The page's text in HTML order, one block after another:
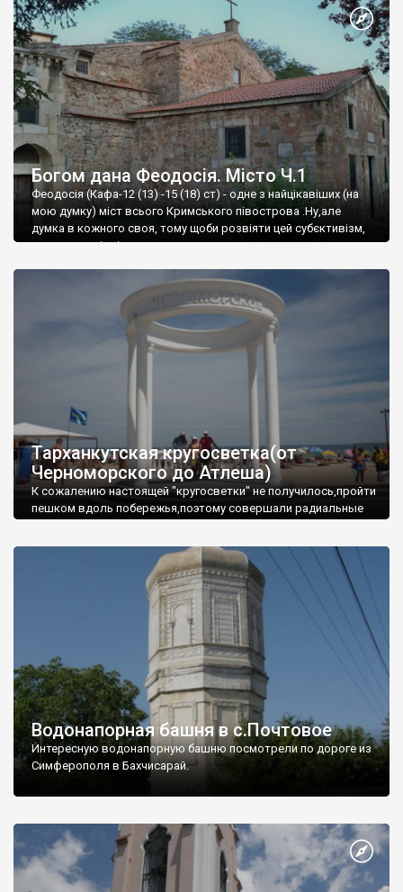
Богом дана Феодосія. Місто Ч.1
Феодосія (Кафа-12 (13) -15 (18) ст) - одне з найцікавіших (на
мою думку) міст всього Кримського півострова .Ну,але
думка в кожного своя, тому щоби розвіяти цей субєктивізм,
запрошую відвідати це
Тарханкутская кругосветка(от
Черноморского до Атлеша)
К сожалению настоящей "кругосветки" не получилось,пройти
пешком вдоль побережья,поэтому совершали радиальные
Водонапорная башня в с.Почтовое
Интересную водонапорную башню посмотрели по дороге из
Симферополя в Бахчисарай.